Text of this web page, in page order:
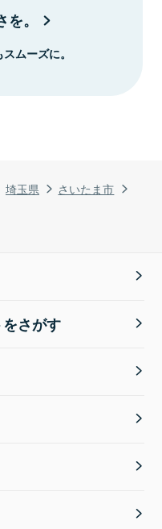
埼玉県
さいたま市
。
ムーズに。
さがす